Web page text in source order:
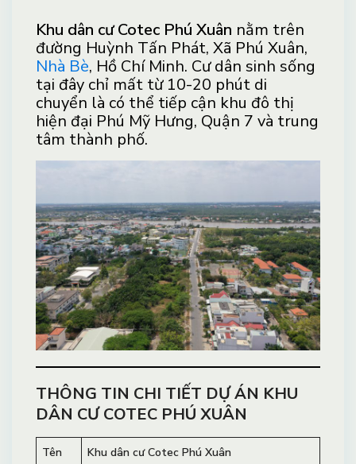
Khu dân cư Cotec Phú Xuân nằm trên
đường Huỳnh Tấn Phát, Xã Phú Xuân,
Nhà Bè, Hồ Chí Minh. Cư dân sinh sống
tại đây chỉ mất từ 10-20 phút di
chuyển là có thể tiếp cận khu đô thị
hiện đại Phú Mỹ Hưng, Quận 7 và trung
tâm thành phố.
THÔNG TIN CHI TIẾT DỰ ÁN KHU
DÂN CƯ COTEC PHÚ XUÂN
Tên
Khu dân cư Cotec Phú Xuân